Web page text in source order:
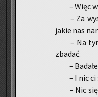
– Więc
– Za
jakie nas
– Na
zba­dać.
–
– I nic
– Nic